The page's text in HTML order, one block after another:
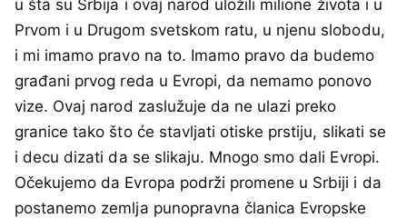
u šta su Srbija i ovaj narod uložili milione života i u
Prvom i u Drugom svetskom ratu, u njenu slobodu,
i mi imamo pravo na to. Imamo pravo da budemo
građani prvog reda u Evropi, da nemamo ponovo
vize. Ovaj narod zaslužuje da ne ulazi preko
granice tako što će stavljati otiske prstiju, slikati se
i decu dizati da se slikaju. Mnogo smo dali Evropi.
Očekujemo da Evropa podrži promene u Srbiji i da
postanemo zemlja punopravna članica Evropske